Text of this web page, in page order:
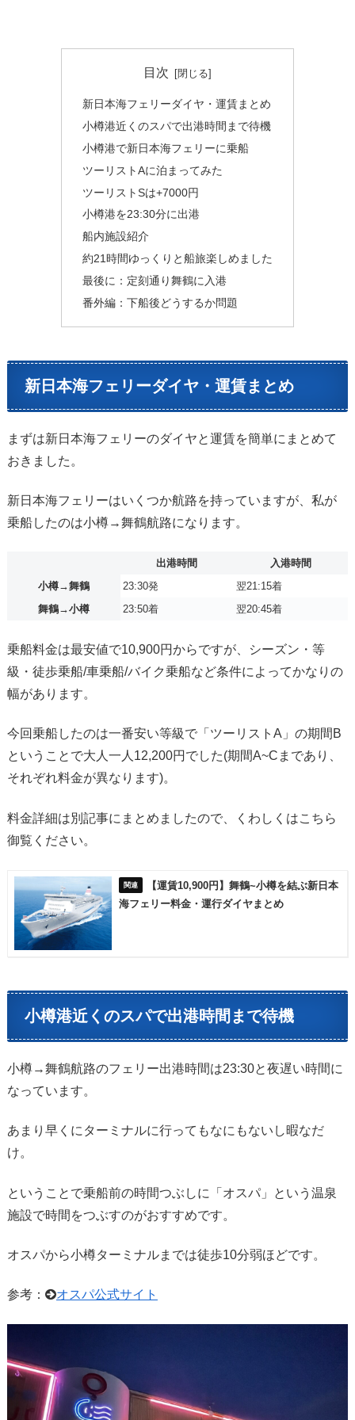
目次
新日本海フェリーダイヤ・運賃まとめ
小樽港近くのスパで出港時間まで待機
小樽港で新日本海フェリーに乗船
ツーリストAに泊まってみた
ツーリストSは+7000円
小樽港を23:30分に出港
船内施設紹介
約21時間ゆっくりと船旅楽しめました
最後に：定刻通り舞鶴に入港
番外編：下船後どうするか問題
新日本海フェリーダイヤ・運賃まとめ
まずは新日本海フェリーのダイヤと運賃を簡単にまとめて
おきました。
新日本海フェリーはいくつか航路を持っていますが、私が
乗船したのは小樽→舞鶴航路になります。
出港時間
入港時間
小樽→舞鶴
23:30発
翌21:15着
舞鶴→小樽
23:50着 翌20:45着
乗船料金は最安値で10,900円からですが、シーズン・等
級・徒歩乗船/車乗船/バイク乗船など条件によってかなりの
幅があります。
今回乗船したのは一番安い等級で「ツーリストA」の期間B
ということで大人一人12,200円でした(期間A~Cまであり、
それぞれ料金が異なります)。
料金詳細は別記事にまとめましたので、くわしくはこちら
御覧ください。
【運賃10,900円】舞鶴~小樽を結ぶ新日本
海フェリー料金・運行ダイヤまとめ
小樽港近くのスパで出港時間まで待機
小樽→舞鶴航路のフェリー出港時間は23:30と夜遅い時間に
なっています。
あまり早くにターミナルに行ってもなにもないし暇なだ
け。
ということで乗船前の時間つぶしに「オスパ」という温泉
施設で時間をつぶすのがおすすめです。
オスパから小樽ターミナルまでは徒歩10分弱ほどです。
参考： オスパ公式サイト